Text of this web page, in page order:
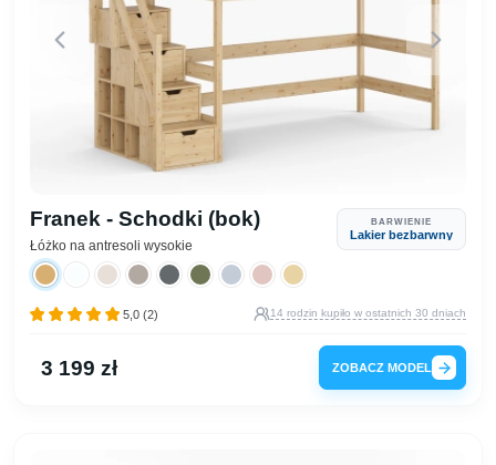
Franek - Schodki (bok)
Łóżko na antresoli wysokie
BARWIENIE
Lakier bezbarwny
5,0 (2) 14 rodzin kupiło w ostatnich 30 dniach
3 199 zł ZOBACZ MODEL